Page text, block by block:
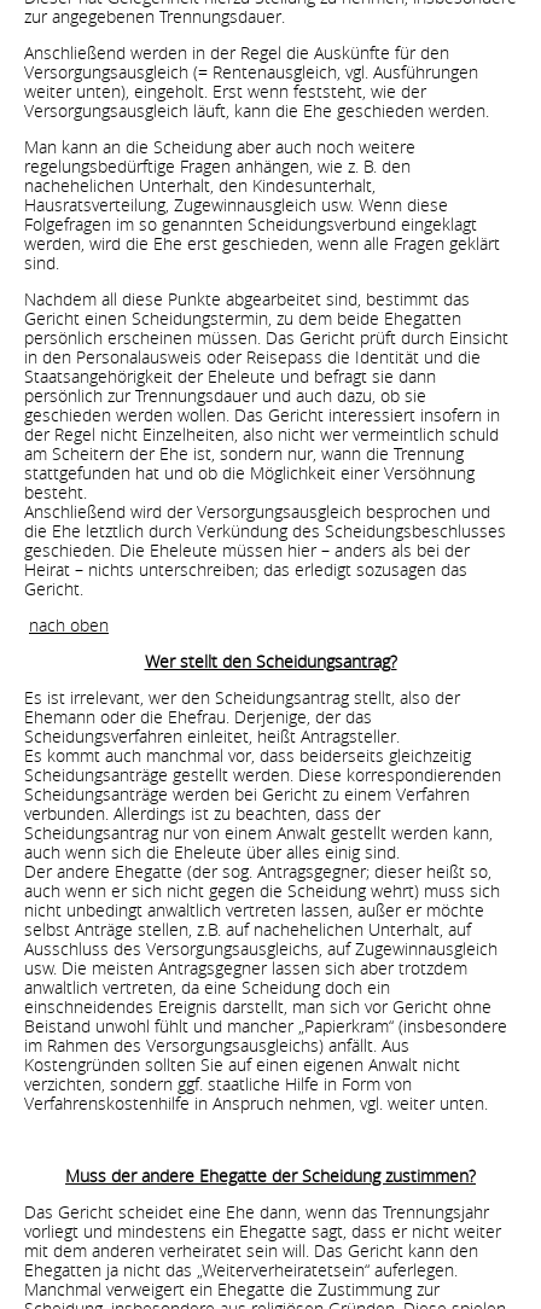
zur angegebenen Trennungsdauer.
Anschließend werden in der Regel die Auskünfte für den
Versorgungsausgleich (= Rentenausgleich, vgl. Ausführungen
weiter unten), eingeholt. Erst wenn feststeht, wie der
Versorgungsausgleich läuft, kann die Ehe geschieden werden.
Man kann an die Scheidung aber auch noch weitere
regelungsbedürftige Fragen anhängen, wie z. B. den
nachehelichen Unterhalt, den Kindesunterhalt,
Hausratsverteilung, Zugewinnausgleich usw. Wenn diese
Folgefragen im so genannten Scheidungsverbund eingeklagt
werden, wird die Ehe erst geschieden, wenn alle Fragen geklärt
sind.
Nachdem all diese Punkte abgearbeitet sind, bestimmt das
Gericht einen Scheidungstermin, zu dem beide Ehegatten
persönlich erscheinen müssen. Das Gericht prüft durch Einsicht
in den Personalausweis oder Reisepass die Identität und die
Staatsangehörigkeit der Eheleute und befragt sie dann
persönlich zur Trennungsdauer und auch dazu, ob sie
geschieden werden wollen. Das Gericht interessiert insofern in
der Regel nicht Einzelheiten, also nicht wer vermeintlich schuld
am Scheitern der Ehe ist, sondern nur, wann die Trennung
stattgefunden hat und ob die Möglichkeit einer Versöhnung
besteht.
Anschließend wird der Versorgungsausgleich besprochen und
die Ehe letztlich durch Verkündung des Scheidungsbeschlusses
geschieden. Die Eheleute müssen hier – anders als bei der
Heirat – nichts unterschreiben; das erledigt sozusagen das
Gericht.
nach oben
Wer stellt den Scheidungsantrag?
Es ist irrelevant, wer den Scheidungsantrag stellt, also der
Ehemann oder die Ehefrau. Derjenige, der das
Scheidungsverfahren einleitet, heißt Antragsteller.
Es kommt auch manchmal vor, dass beiderseits gleichzeitig
Scheidungsanträge gestellt werden. Diese korrespondierenden
Scheidungsanträge werden bei Gericht zu einem Verfahren
verbunden. Allerdings ist zu beachten, dass der
Scheidungsantrag nur von einem Anwalt gestellt werden kann,
auch wenn sich die Eheleute über alles einig sind.
Der andere Ehegatte (der sog. Antragsgegner; dieser heißt so,
auch wenn er sich nicht gegen die Scheidung wehrt) muss sich
nicht unbedingt anwaltlich vertreten lassen, außer er möchte
selbst Anträge stellen, z.B. auf nachehelichen Unterhalt, auf
Ausschluss des Versorgungsausgleichs, auf Zugewinnausgleich
usw. Die meisten Antragsgegner lassen sich aber trotzdem
anwaltlich vertreten, da eine Scheidung doch ein
einschneidendes Ereignis darstellt, man sich vor Gericht ohne
Beistand unwohl fühlt und mancher „Papierkram“ (insbesondere
im Rahmen des Versorgungsausgleichs) anfällt. Aus
Kostengründen sollten Sie auf einen eigenen Anwalt nicht
verzichten, sondern ggf. staatliche Hilfe in Form von
Verfahrenskostenhilfe in Anspruch nehmen, vgl. weiter unten.
Muss der andere Ehegatte der Scheidung zustimmen?
Das Gericht scheidet eine Ehe dann, wenn das Trennungsjahr
vorliegt und mindestens ein Ehegatte sagt, dass er nicht weiter
mit dem anderen verheiratet sein will. Das Gericht kann den
Ehegatten ja nicht das „Weiterverheiratetsein“ auferlegen.
Manchmal verweigert ein Ehegatte die Zustimmung zur